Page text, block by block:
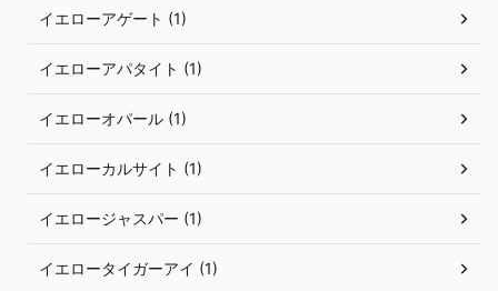
イエローアゲート (1)
イエローアパタイト (1)
イエローオパール (1)
イエローカルサイト (1)
イエロージャスパー (1)
イエロータイガーアイ (1)